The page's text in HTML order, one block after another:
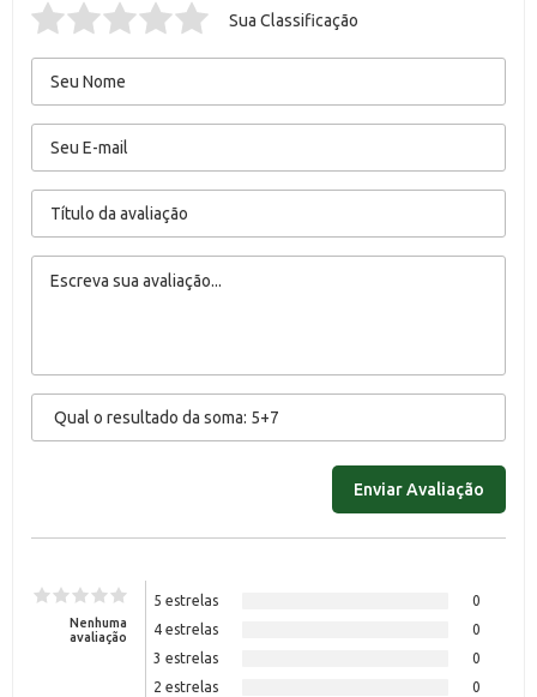
Sua Classificação
Nenhuma
avaliação
5 estrelas
0
4 estrelas
0
3 estrelas
0
2 estrelas
0